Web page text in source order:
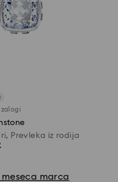
zalogi
Prevleka iz rodija
marca